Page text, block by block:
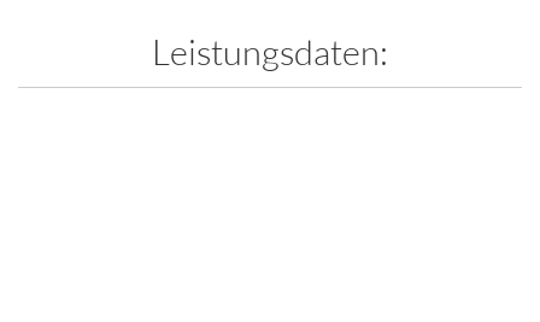
Leistungsdaten: